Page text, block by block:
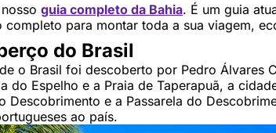
guia completo da Bahia. É um guia
completo para montar toda a sua viagem,
do Brasil
o Brasil foi descoberto por Pedro Álvares
do Espelho e a Praia de Taperapuã, a
Descobrimento e a Passarela do
ao país.